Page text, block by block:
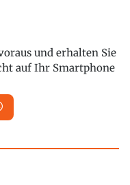
und erhalten Sie
auf Ihr Smartphone